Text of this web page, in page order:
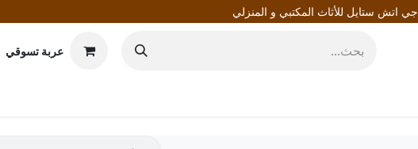
جي اتش ستايل للأثاث المكتبي و المنزلي
عربة تسوقي